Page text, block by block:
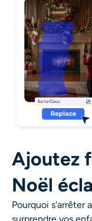
Ajoutez
Noël
Pourquoi s'arrêter
surprendre vos